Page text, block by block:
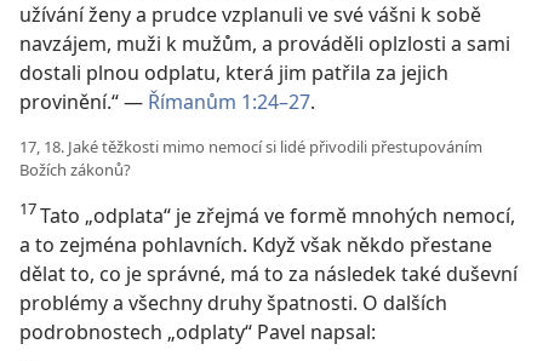
užívání ženy a prudce vzplanuli ve své vášni k sobě
navzájem, muži k mužům, a prováděli oplzlosti a sami
dostali plnou odplatu, která jim patřila za jejich
provinění.“ — Římanům 1:24–27.
17, 18. Jaké těžkosti mimo nemocí si lidé přivodili přestupováním
Božích zákonů?
17Tato „odplata“ je zřejmá ve formě mnohých nemocí,
a to zejména pohlavních. Když však někdo přestane
dělat to, co je správné, má to za následek také duševní
problémy a všechny druhy špatnosti. O dalších
podrobnostech „odplaty“ Pavel napsal: